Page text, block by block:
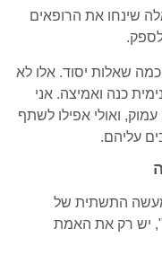
שינחו את הרופאים
לספק.
שאלות יסוד. אלו לא
כנה ואמיצה. אני
ואולי אפילו לשתף
עליהם.
התשתית של
יש רק את האמת